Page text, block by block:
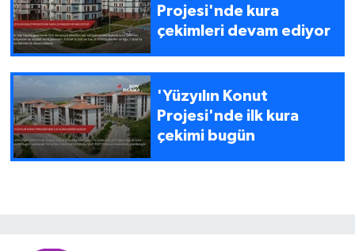
Projesi'nde kura
çekimleri devam ediyor
'Yüzyılın Konut
Projesi'nde ilk kura
çekimi bugün